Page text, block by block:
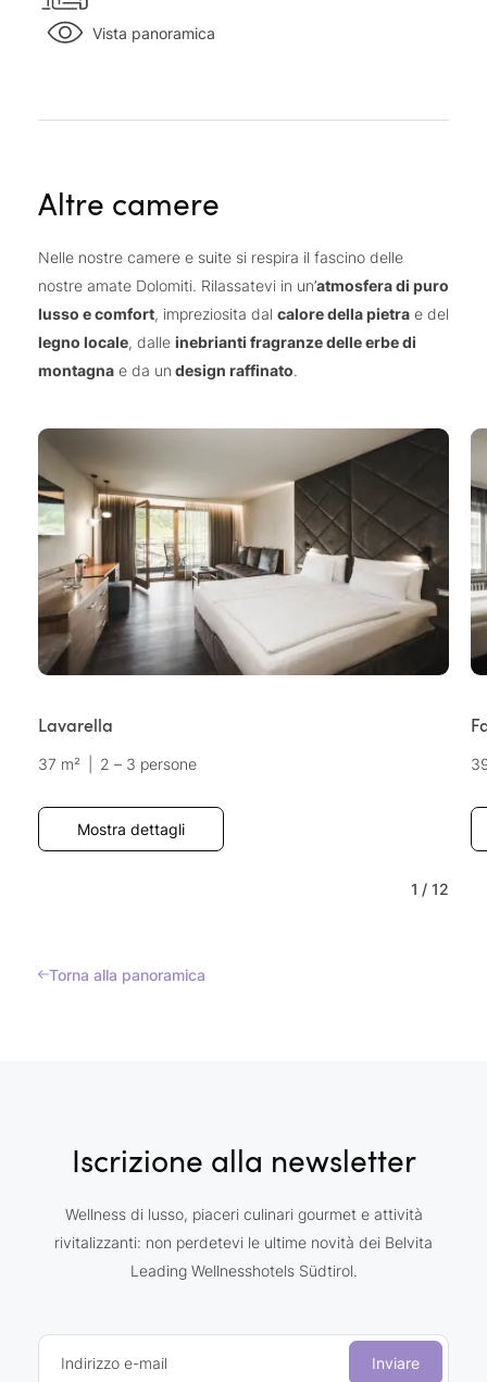
Vista panoramica
Altre camere
Nelle nostre camere e suite si respira il fascino delle
nostre amate Dolomiti. Rilassatevi in un’atmosfera di puro
lusso e comfort, impreziosita dal calore della pietra e del
legno locale, dalle inebrianti fragranze delle erbe di
montagna e da un design raffinato.
Lavarella
37 m² 2 – 3 persone
Mostra dettagli
1 / 12
Torna alla panoramica
Iscrizione alla newsletter
Wellness di lusso, piaceri culinari gourmet e attività
rivitalizzanti: non perdetevi le ultime novità dei Belvita
Leading Wellnesshotels Südtirol.
Indirizzo e-mail Inviare